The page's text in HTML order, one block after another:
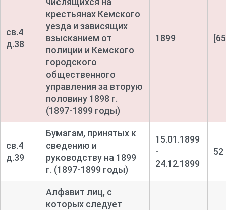
св.4
д.38
крестьянах Кемского
уезда и зависящих
взысканием от
полиции и Кемского
городского
общественного
управления за вторую
половину 1898 г.
(1897-1899 годы)
1899
св.4
д.39
Бумагам, принятых к
сведению и
руководству на 1899
г. (1897-1899 годы)
15.01.1899
-
24.12.1899
52
Алфавит лиц, с
которых следует